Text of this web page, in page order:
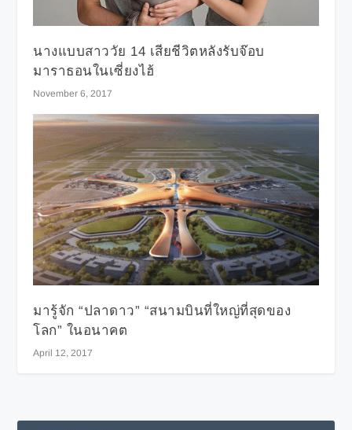
นางแบบสาววัย 14 เสียชีวิตหลังรับจ๊อบ
มาราธอนในเซี่ยงไฮ้
November 6, 2017
มารู้จัก “ปลาดาว” “สนามบินที่ใหญ่ที่สุดของ
โลก” ในอนาคต
April 12, 2017